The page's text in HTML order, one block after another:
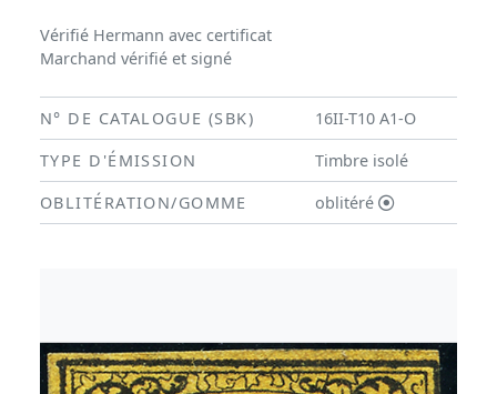
Vérifié Hermann avec certificat
Marchand vérifié et signé
N° DE CATALOGUE (SBK)
16II-T10 A1-O
TYPE D'ÉMISSION
Timbre isolé
OBLITÉRATION/GOMME
oblitéré